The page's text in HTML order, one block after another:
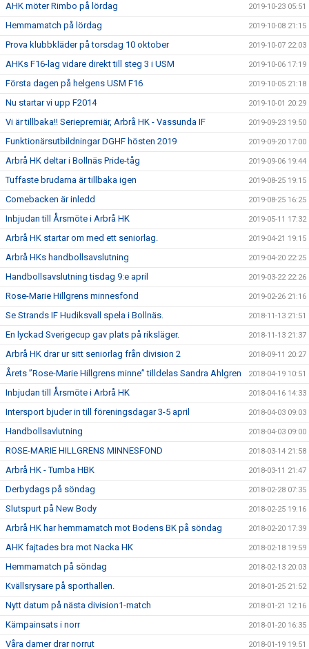
AHK möter Rimbo på lördag 2019-10-23 05:51
Hemmamatch på lördag 2019-10-08 21:15
Prova klubbkläder på torsdag 10 oktober 2019-10-07 22:03
AHKs F16-lag vidare direkt till steg 3 i USM 2019-10-06 17:19
Första dagen på helgens USM F16 2019-10-05 21:18
Nu startar vi upp F2014 2019-10-01 20:29
Vi är tillbaka!! Seriepremiär, Arbrå HK - Vassunda IF 2019-09-23 19:50
Funktionärsutbildningar DGHF hösten 2019 2019-09-20 17:00
Arbrå HK deltar i Bollnäs Pride-tåg 2019-09-06 19:44
Tuffaste brudarna är tillbaka igen 2019-08-25 19:15
Comebacken är inledd 2019-08-25 16:25
Inbjudan till Årsmöte i Arbrå HK 2019-05-11 17:32
Arbrå HK startar om med ett seniorlag. 2019-04-21 19:15
Arbrå HKs handbollsavslutning 2019-04-20 22:25
Handbollsavslutning tisdag 9:e april 2019-03-22 22:26
Rose-Marie Hillgrens minnesfond 2019-02-26 21:16
Se Strands IF Hudiksvall spela i Bollnäs. 2018-11-13 21:51
En lyckad Sverigecup gav plats på riksläger. 2018-11-13 21:37
Arbrå HK drar ur sitt seniorlag från division 2 2018-09-11 20:27
Årets ”Rose-Marie Hillgrens minne” tilldelas Sandra Ahlgren 2018-04-19 10:51
Inbjudan till Årsmöte i Arbrå HK 2018-04-16 14:33
Intersport bjuder in till föreningsdagar 3-5 april 2018-04-03 09:03
Handbollsavlutning 2018-04-03 09:00
ROSE-MARIE HILLGRENS MINNESFOND 2018-03-14 21:58
Arbrå HK - Tumba HBK 2018-03-11 21:47
Derbydags på söndag 2018-02-28 07:35
Slutspurt på New Body 2018-02-25 19:16
Arbrå HK har hemmamatch mot Bodens BK på söndag 2018-02-20 17:39
AHK fajtades bra mot Nacka HK 2018-02-18 19:59
Hemmamatch på söndag 2018-02-13 20:03
Kvällsrysare på sporthallen. 2018-01-25 21:52
Nytt datum på nästa division1-match 2018-01-21 12:16
Kämpainsats i norr 2018-01-20 16:35
Våra damer drar norrut 2018-01-19 19:51